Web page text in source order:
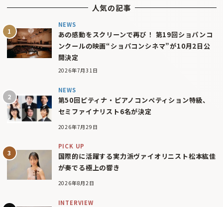
人気の記事
NEWS
あの感動をスクリーンで再び！ 第19回ショパンコ
ンクールの映画“ショパコンシネマ”が10月2日公
開決定
2026年7月31日
NEWS
第50回ピティナ・ピアノコンペティション特級、
セミファイナリスト6名が決定
2026年7月29日
PICK UP
国際的に活躍する実力派ヴァイオリニスト松本紘佳
が奏でる極上の響き
2026年8月2日
INTERVIEW